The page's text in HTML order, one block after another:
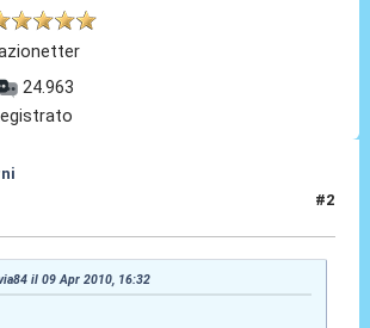
24.963
#2
il 09 Apr 2010, 16:32